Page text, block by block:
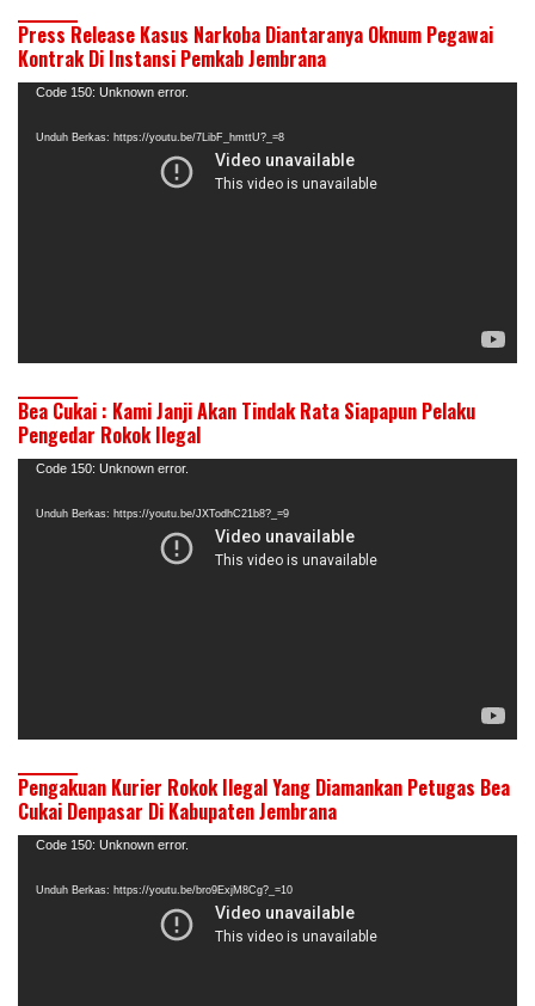
Press Release Kasus Narkoba Diantaranya Oknum Pegawai
Kontrak Di Instansi Pemkab Jembrana
Pemutar
Code 150: Unknown error.
Unduh Berkas: https://youtu.be/7LibF_hmttU?_=8
Bea Cukai : Kami Janji Akan Tindak Rata Siapapun Pelaku
Pengedar Rokok Ilegal
Pemutar
Code 150: Unknown error.
Unduh Berkas: https://youtu.be/JXTodhC21b8?_=9
Pengakuan Kurier Rokok Ilegal Yang Diamankan Petugas Bea
Cukai Denpasar Di Kabupaten Jembrana
Pemutar
Code 150: Unknown error.
Unduh Berkas: https://youtu.be/bro9ExjM8Cg?_=10